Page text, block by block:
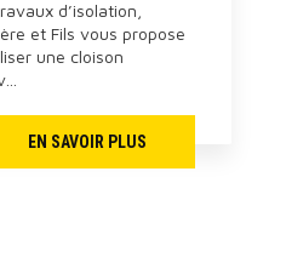
d’isolation,
et Fils vous propose
une cloison
EN SAVOIR PLUS